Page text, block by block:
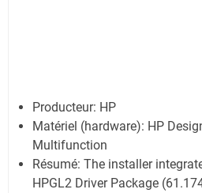
Producteur: HP
Matériel (hardware): HP
Multifunction
Résumé: The installer
HPGL2 Driver Package